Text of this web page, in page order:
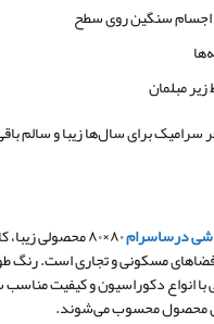
اجسام سنگین روی سطح
مبلمان
سرامیک برای سال‌ها زیبا و سالم
درساسرام ۸۰×۸۰ محصولی
فضاهای مسکونی و تجاری است. رنگ
انواع دکوراسیون و کیفیت
محصول محسوب می‌شوند.